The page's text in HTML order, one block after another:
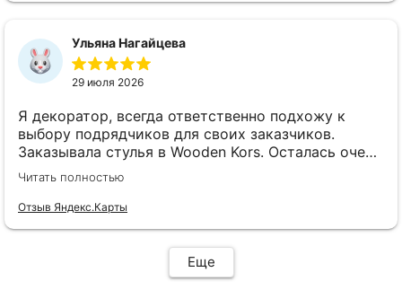
Ульяна Нагайцева
29 июля 2026
Я декоратор, всегда ответственно подхожу к
выбору подрядчиков для своих заказчиков.
Заказывала стулья в Wooden Kors. Осталась очень
довольна качеством, скоростью исполнения,
доставкой! А особенно
клиентоориентированностью менеджеров. Все
удобством гостей! Особенно приятно было то, что
по запросу выслали образцы тканей обивки и я
Читать полностью
Отзыв Яндекс.Карты
Еще